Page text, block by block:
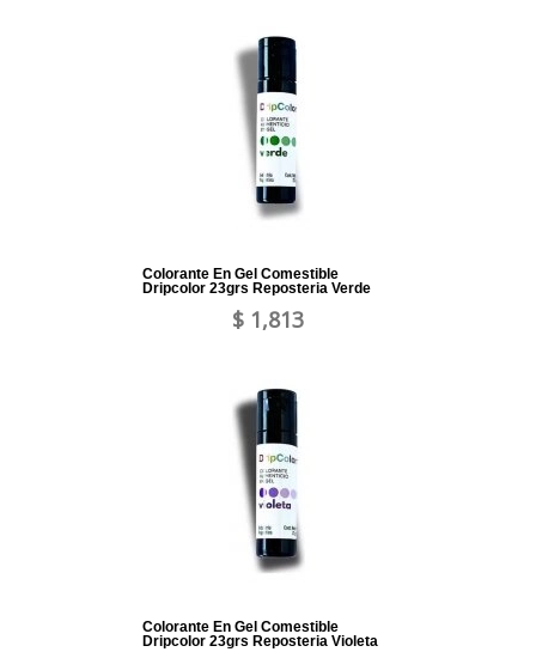
Colorante En Gel Comestible
Dripcolor 23grs Reposteria Verde
$ 1,813
Colorante En Gel Comestible
Dripcolor 23grs Reposteria Violeta